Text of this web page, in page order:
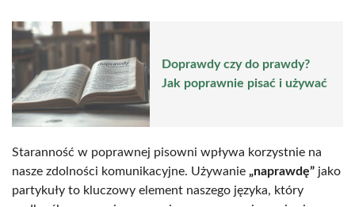
Doprawdy czy do prawdy?
Jak poprawnie pisać i używać
Staranność w poprawnej pisowni wpływa korzystnie na
nasze zdolności komunikacyjne. Używanie „naprawdę” jako
partykuły to kluczowy element naszego języka, który